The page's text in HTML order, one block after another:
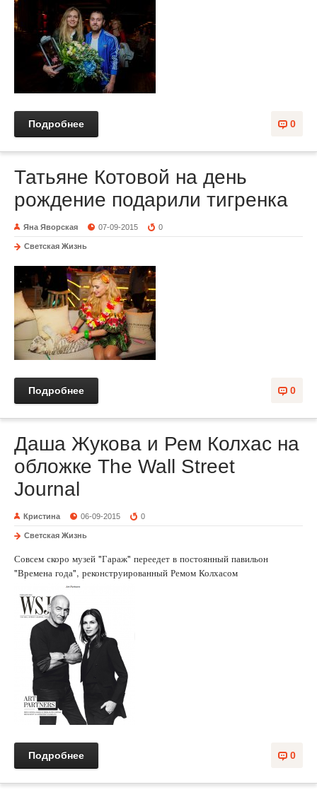
0
Подробнее
Татьяне Котовой на день
рождение подарили тигренка
Яна Яворская 07-09-2015 0
Светская Жизнь
0
Подробнее
Даша Жукова и Рем Колхас на
обложке The Wall Street
Journal
Кристина 06-09-2015 0
Светская Жизнь
Совсем скоро музей "Гараж" переедет в постоянный павильон
"Времена года", реконструированный Ремом Колхасом
0
Подробнее